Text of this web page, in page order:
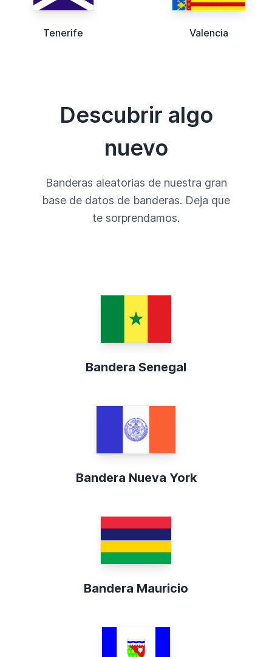
Tenerife Valencia
Descubrir algo
nuevo
Banderas aleatorias de nuestra gran
base de datos de banderas. Deja que
te sorprendamos.
Bandera Senegal
Bandera Nueva York
Bandera Mauricio